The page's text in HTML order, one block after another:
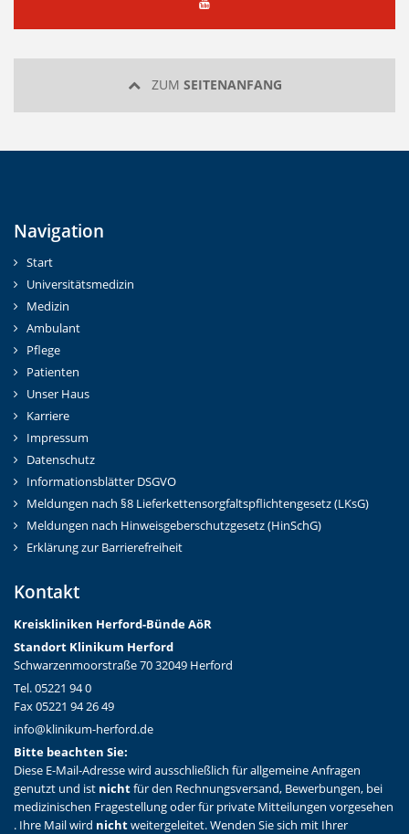
ZUM SEITENANFANG
Navigation
Start
Universitätsmedizin
Medizin
Ambulant
Pflege
Patienten
Unser Haus
Karriere
Impressum
Datenschutz
Informationsblätter DSGVO
Meldungen nach §8 Lieferkettensorgfaltspflichtengesetz (LKsG)
Meldungen nach Hinweisgeberschutzgesetz (HinSchG)
Erklärung zur Barrierefreiheit
Kontakt
Kreiskliniken Herford-Bünde AöR
Standort Klinikum Herford
Schwarzenmoorstraße 70 32049 Herford
Tel. 05221 94 0
Fax 05221 94 26 49
info@klinikum-herford.de
Bitte beachten Sie:
Diese E-Mail-Adresse wird ausschließlich für allgemeine Anfragen
genutzt und ist nichtfür den Rechnungsversand, Bewerbungen, bei
medizinischen Fragestellung oder für private Mitteilungen vorgesehen
. Ihre Mail wird nichtweitergeleitet. Wenden Sie sich mit Ihrer